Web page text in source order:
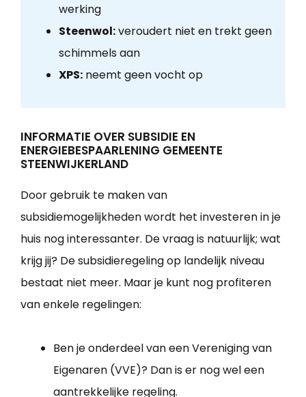
werking
Steenwol:veroudert niet en trekt geen
schimmels aan
XPS:neemt geen vocht op
INFORMATIE OVER SUBSIDIE EN
ENERGIEBESPAARLENING GEMEENTE
STEENWIJKERLAND
Door gebruik te maken van
subsidiemogelijkheden wordt het investeren in je
huis nog interessanter. De vraag is natuurlijk; wat
krijg jij? De subsidieregeling op landelijk niveau
bestaat niet meer. Maar je kunt nog profiteren
van enkele regelingen:
Ben je onderdeel van een Vereniging van
Eigenaren (VVE)? Dan is er nog wel een
aantrekkelijke regeling.